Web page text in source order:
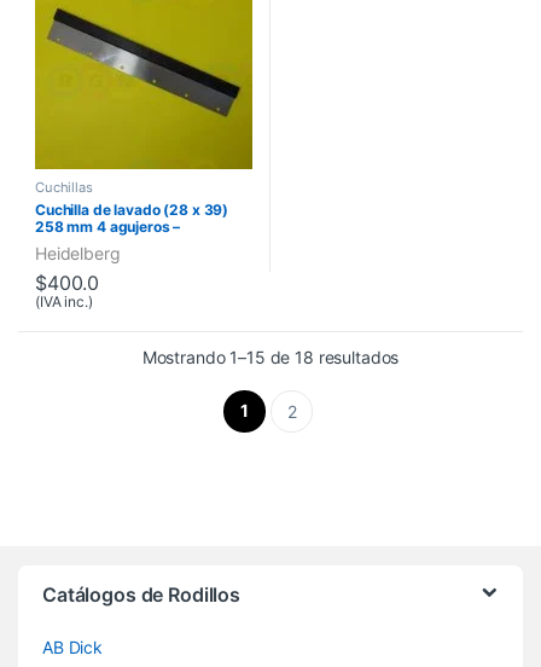
Cuchillas
Cuchilla de lavado (28 x 39)
258 mm 4 agujeros –
22.204.003 – TOK
Heidelberg
$400.0
(IVA inc.)
Mostrando 1–15 de 18 resultados
1 2
Catálogos de Rodillos
AB Dick